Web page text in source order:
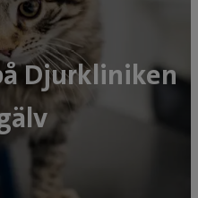
Djurkliniken